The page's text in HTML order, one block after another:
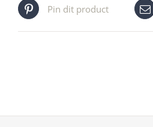
Pin dit product